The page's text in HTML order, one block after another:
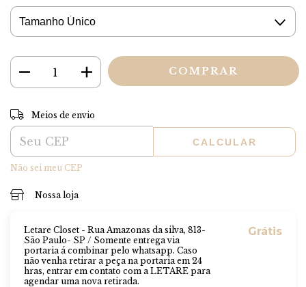
Entregas para o CEP:
Meios de envio
CALCULAR
Não sei meu CEP
Nossa loja
Letare Closet - Rua Amazonas da silva, 813-
São Paulo- SP / Somente entrega via
portaria á combinar pelo whatsapp. Caso
não venha retirar a peça na portaria em 24
hras, entrar em contato com a LETARE para
agendar uma nova retirada.
Grátis